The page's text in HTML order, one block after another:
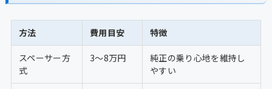
方法 費用目安 特徴
スペーサー方
式
3〜8万円
純正の乗り心地を維持し
やすい